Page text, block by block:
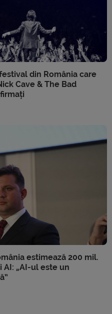
din România care
Cave & The Bad
estimează 200 mil.
AI: „AI-ul este un